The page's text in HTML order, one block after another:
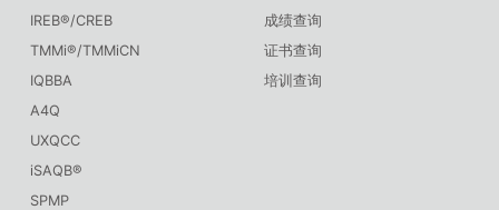
IREB®/CREB
TMMi®/TMMiCN
IQBBA
A4Q
UXQCC
iSAQB®
SPMP
成绩查询
证书查询
培训查询